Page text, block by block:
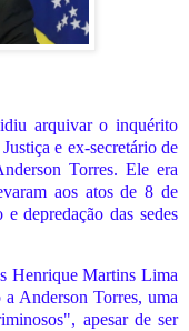
arquivar o inquérito
e ex-secretário de
Torres. Ele era
aos atos de 8 de
depredação das sedes
Henrique Martins Lima
Anderson Torres, uma
apesar de ser